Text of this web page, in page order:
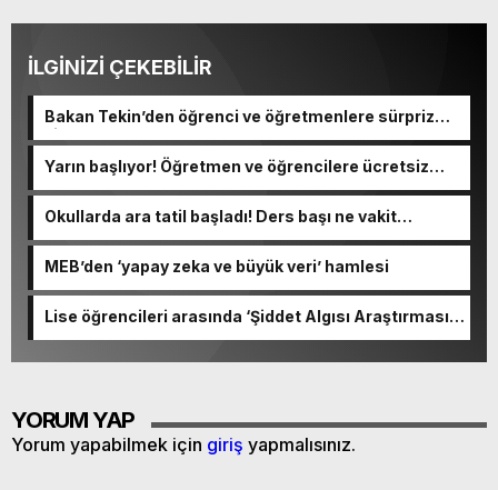
İLGİNİZİ ÇEKEBİLİR
Bakan Tekin’den öğrenci ve öğretmenlere sürpriz
ziyaret
Yarın başlıyor! Öğretmen ve öğrencilere ücretsiz
Okullarda ara tatil başladı! Ders başı ne vakit
MEB’den ‘yapay zeka ve büyük veri’ hamlesi
Lise öğrencileri arasında ‘Şiddet Algısı Araştırması’
YORUM YAP
Yorum yapabilmek için giriş yapmalısınız.